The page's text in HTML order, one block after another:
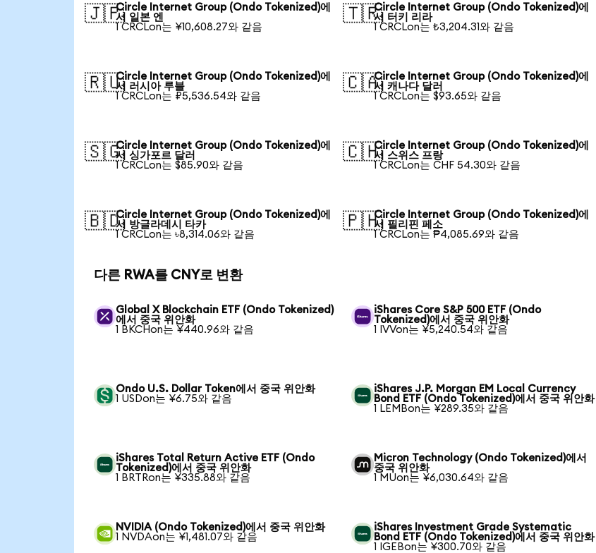
🇯🇵Circle Internet Group (Ondo Tokenized)에
서 일본 엔
1 CRCLon는 ¥10,608.27와 같음
🇹🇷Circle Internet Group (Ondo Tokenized)에
서 터키 리라
1 CRCLon는 ₺3,204.31와 같음
🇷🇺Circle Internet Group (Ondo Tokenized)에
서 러시아 루블
1 CRCLon는 ₽5,536.54와 같음
🇨🇦Circle Internet Group (Ondo Tokenized)에
서 캐나다 달러
1 CRCLon는 $93.65와 같음
🇸🇬Circle Internet Group (Ondo Tokenized)에
서 싱가포르 달러
1 CRCLon는 $85.90와 같음
🇨🇭Circle Internet Group (Ondo Tokenized)에
서 스위스 프랑
1 CRCLon는 CHF 54.30와 같음
🇧🇩Circle Internet Group (Ondo Tokenized)에
서 방글라데시 타카
1 CRCLon는 ৳8,314.06와 같음
🇵🇭Circle Internet Group (Ondo Tokenized)에
서 필리핀 페소
1 CRCLon는 ₱4,085.69와 같음
다른 RWA를 CNY로 변환
Global X Blockchain ETF (Ondo Tokenized)
에서 중국 위안화
1 BKCHon는 ¥440.96와 같음
iShares Core S&P 500 ETF (Ondo
Tokenized)에서 중국 위안화
1 IVVon는 ¥5,240.54와 같음
Ondo U.S. Dollar Token에서 중국 위안화
1 USDon는 ¥6.75와 같음
iShares J.P. Morgan EM Local Currency
Bond ETF (Ondo Tokenized)에서 중국 위안화
1 LEMBon는 ¥289.35와 같음
iShares Total Return Active ETF (Ondo
Tokenized)에서 중국 위안화
1 BRTRon는 ¥335.88와 같음
Micron Technology (Ondo Tokenized)에서
중국 위안화
1 MUon는 ¥6,030.64와 같음
NVIDIA (Ondo Tokenized)에서 중국 위안화
1 NVDAon는 ¥1,481.07와 같음
iShares Investment Grade Systematic
Bond ETF (Ondo Tokenized)에서 중국 위안화
1 IGEBon는 ¥300.70와 같음